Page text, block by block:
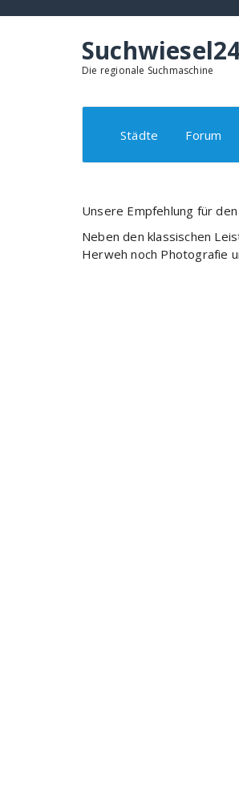
Die regionale Suchmaschine
Städte Forum
Unsere Empfehlung für
Neben den klassischen
Herweh noch Photografie